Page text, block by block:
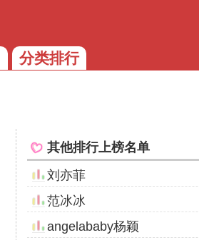
分类排行
其他排行上榜名单
刘亦菲
范冰冰
angelababy杨颖